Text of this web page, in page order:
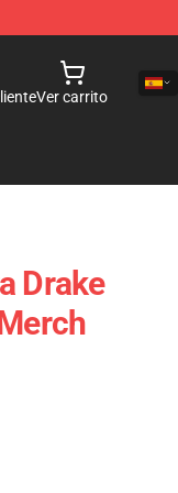
Ver carrito
Drake